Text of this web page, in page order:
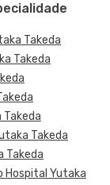
Takeda
Takeda
Takeda
Takeda
Hospital Yutaka